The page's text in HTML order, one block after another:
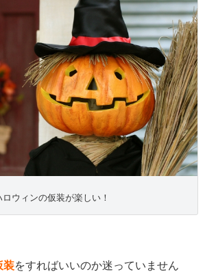
ロウィンの仮装が楽しい！
装をすればいいのか迷っていません